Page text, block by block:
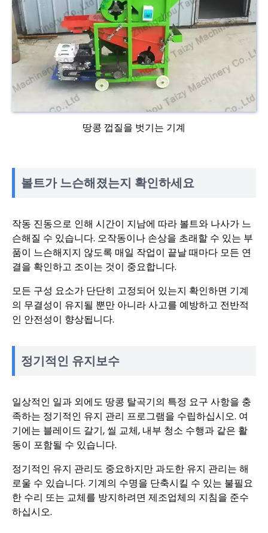
땅콩 껍질을 벗기는 기계
볼트가 느슨해졌는지 확인하세요
작동 진동으로 인해 시간이 지남에 따라 볼트와 나사가 느
슨해질 수 있습니다. 오작동이나 손상을 초래할 수 있는 부
품이 느슨해지지 않도록 매일 작업이 끝날 때마다 모든 연
결을 확인하고 조이는 것이 중요합니다.
모든 구성 요소가 단단히 고정되어 있는지 확인하면 기계
의 무결성이 유지될 뿐만 아니라 사고를 예방하고 전반적
인 안전성이 향상됩니다.
정기적인 유지보수
일상적인 일과 외에도 땅콩 탈곡기의 특정 요구 사항을 충
족하는 정기적인 유지 관리 프로그램을 수립하십시오. 여
기에는 블레이드 갈기, 씰 교체, 내부 청소 수행과 같은 활
동이 포함될 수 있습니다.
정기적인 유지 관리도 중요하지만 과도한 유지 관리는 해
로울 수 있습니다. 기계의 수명을 단축시킬 수 있는 불필요
한 수리 또는 교체를 방지하려면 제조업체의 지침을 준수
하십시오.